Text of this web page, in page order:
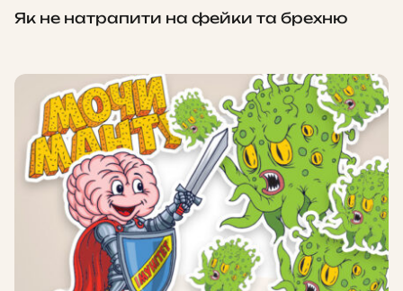
Як не натрапити на фейки та брехню